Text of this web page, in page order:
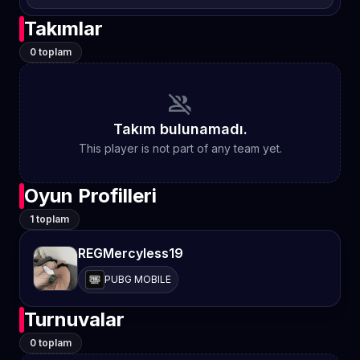
Takımlar
0 toplam
group_off
Takım bulunamadı.
This player is not part of any team yet.
Oyun Profilleri
1 toplam
REGMercyless19
PUBG MOBILE
Turnuvalar
0 toplam